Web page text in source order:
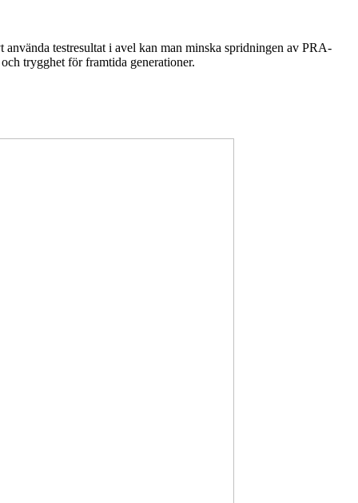
testresultat i avel kan man minska spridningen av PRA-
trygghet för framtida generationer.